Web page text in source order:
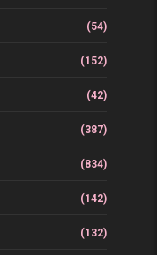
(54)
(152)
(42)
(387)
(834)
(142)
(132)